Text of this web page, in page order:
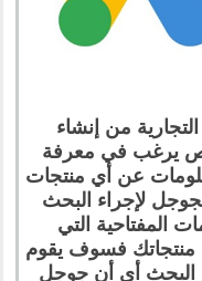
من إنشاء
يرغب في معرفة
عن أي منتجات
لإجراء البحث
المفتاحية التي
منتجاتك فسوف يقوم
البحث أي أن جوجل